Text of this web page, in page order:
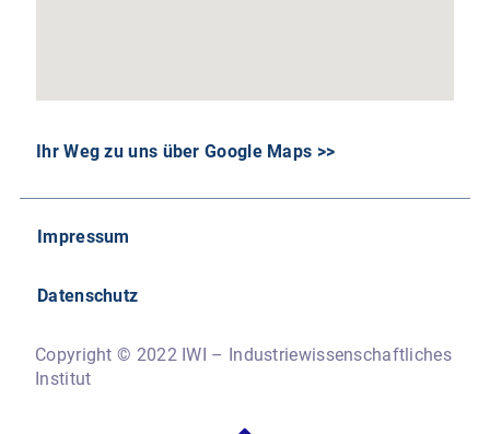
Ihr Weg zu uns über Google Maps >>
Impressum
Datenschutz
Copyright © 2022 IWI – Industriewissenschaftliches
Institut